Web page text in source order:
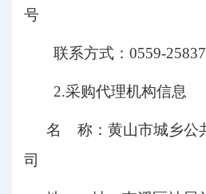
号
联系方式： 0559-
2.采购代理机构信息
名 称： 黄山市城乡公
司